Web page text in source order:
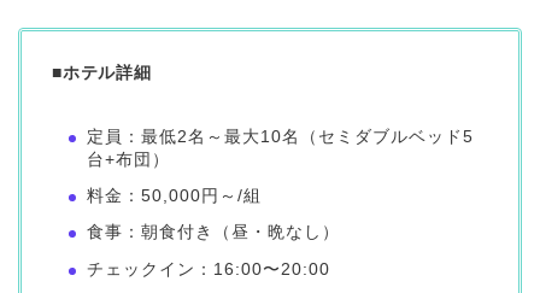
■ホテル詳細
定員：最低2名～最大10名（セミダブルベッド5
台+布団）
料金：50,000円～/組
食事：朝食付き（昼・晩なし）
チェックイン：16:00〜20:00